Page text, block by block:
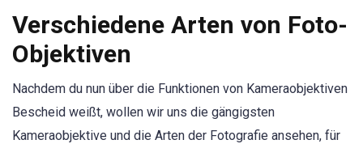
Verschiedene Arten von Foto-
Objektiven
Nachdem du nun über die Funktionen von Kameraobjektiven
Bescheid weißt, wollen wir uns die gängigsten
Kameraobjektive und die Arten der Fotografie ansehen, für